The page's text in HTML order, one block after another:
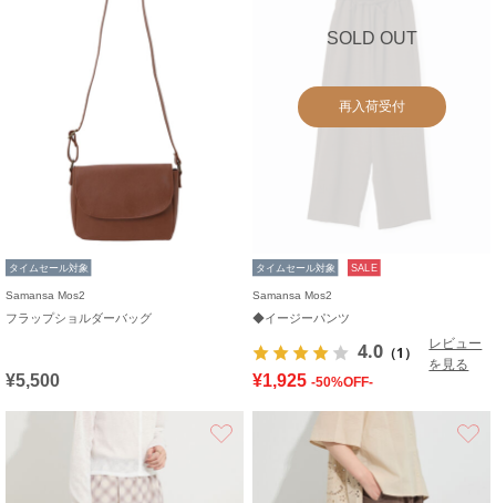
タイムセール対象
Samansa Mos2
フラップショルダーバッグ
¥5,500
SOLD OUT
再入荷受付
タイムセール対象 SALE
Samansa Mos2
◆イージーパンツ
4.0 （1）
レビュー
を見る
¥1,925 -50%OFF-
お気に入り